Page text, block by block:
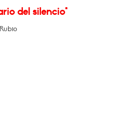
del silencio"